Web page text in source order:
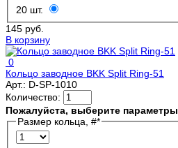
20 шт.
145 руб.
В корзину
0
Кольцо заводное BKK Split Ring-51
Арт.: D-SP-1010
Количество:
Пожалуйста, выберите параметры
Размер кольца, #*